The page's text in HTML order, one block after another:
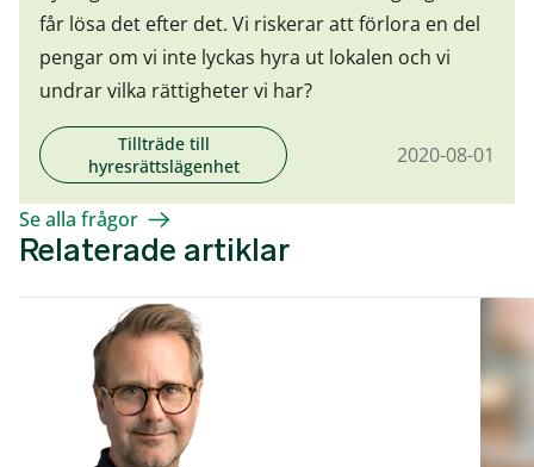
får lösa det efter det. Vi riskerar att förlora en del
pengar om vi inte lyckas hyra ut lokalen och vi
undrar vilka rättigheter vi har?
Tillträde till
hyresrättslägenhet
2020-08-01
Se alla frågor
Relaterade artiklar